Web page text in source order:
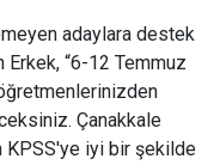
adaylara destek
Erkek, “6-12 Temmuz
Çanakkale
KPSS'ye iyi bir şekilde